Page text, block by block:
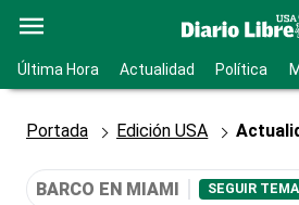
Última Hora Actualidad Política
Portada Edición USA
BARCO EN MIAMI SEGUIR